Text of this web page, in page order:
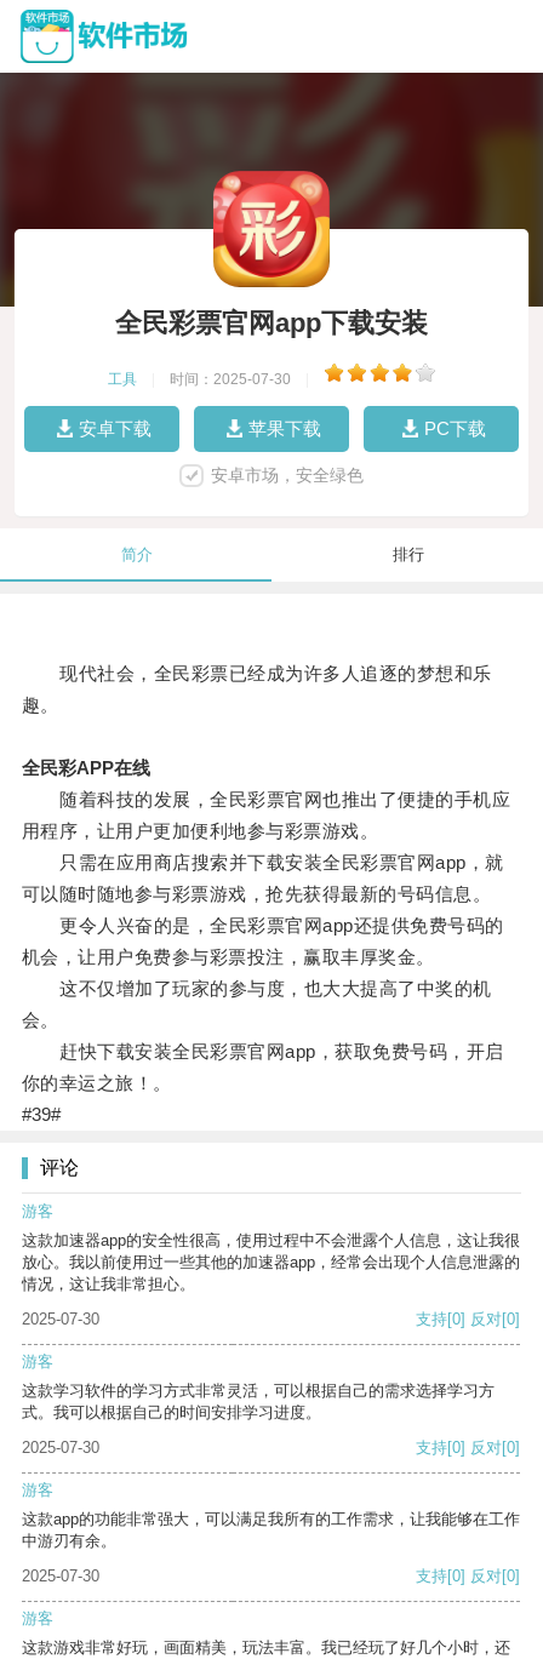
全民彩票官网app下载安装
工具 时间：2025-07-30
安卓下载 苹果下载 PC下载
安卓市场，安全绿色
简介 排行
现代社会，全民彩票已经成为许多人追逐的梦想和乐
趣。
全民彩APP在线
随着科技的发展，全民彩票官网也推出了便捷的手机应
用程序，让用户更加便利地参与彩票游戏。
只需在应用商店搜索并下载安装全民彩票官网app，就
可以随时随地参与彩票游戏，抢先获得最新的号码信息。
更令人兴奋的是，全民彩票官网app还提供免费号码的
机会，让用户免费参与彩票投注，赢取丰厚奖金。
这不仅增加了玩家的参与度，也大大提高了中奖的机
会。
赶快下载安装全民彩票官网app，获取免费号码，开启
你的幸运之旅！。
#39#
评论
游客
这款加速器app的安全性很高，使用过程中不会泄露个人信息，这让我很
放心。我以前使用过一些其他的加速器app，经常会出现个人信息泄露的
情况，这让我非常担心。
2025-07-30
支持[0] 反对[0]
游客
这款学习软件的学习方式非常灵活，可以根据自己的需求选择学习方
式。我可以根据自己的时间安排学习进度。
2025-07-30
支持[0] 反对[0]
游客
这款app的功能非常强大，可以满足我所有的工作需求，让我能够在工作
中游刃有余。
2025-07-30
支持[0] 反对[0]
游客
这款游戏非常好玩，画面精美，玩法丰富。我已经玩了好几个小时，还